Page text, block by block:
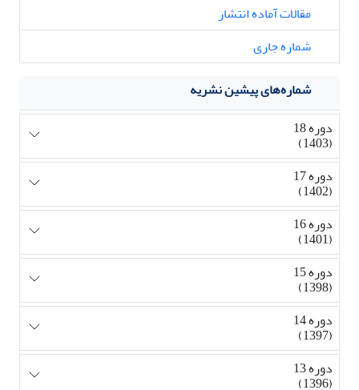
مقالات آماده انتشار
شماره جاری
شماره‌های پیشین نشریه
دوره 18
(1403)
دوره 17
(1402)
دوره 16
(1401)
دوره 15
(1398)
دوره 14
(1397)
دوره 13
(1396)